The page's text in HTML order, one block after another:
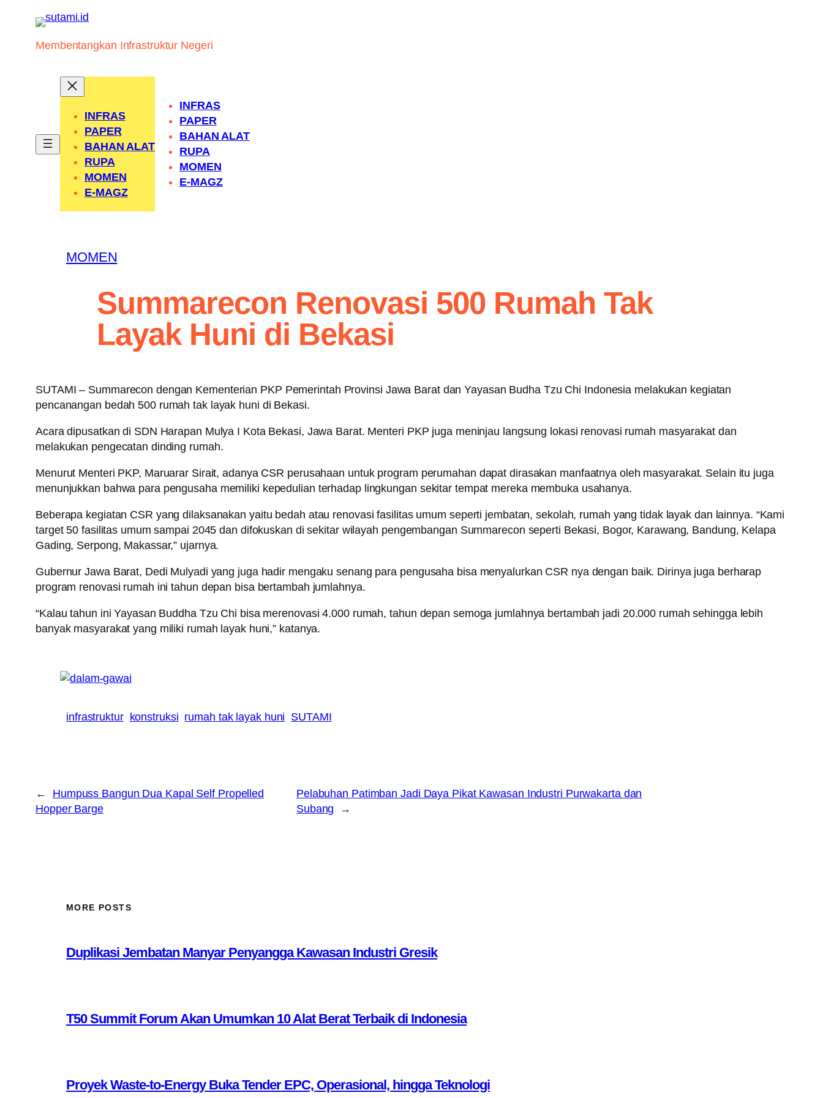
contentMembentangkan Infrastruktur Negeri
INFRAS
PAPER
BAHAN ALAT
RUPA
MOMEN
E-MAGZ
INFRAS
PAPER
BAHAN ALAT
RUPA
MOMEN
E-MAGZ
MOMEN
Summarecon Renovasi 500 Rumah Tak
Layak Huni di Bekasi
SUTAMI – Summarecon dengan Kementerian PKP Pemerintah Provinsi Jawa Barat dan Yayasan Budha Tzu Chi Indonesia melakukan kegiatan
pencanangan bedah 500 rumah tak layak huni di Bekasi.
Acara dipusatkan di SDN Harapan Mulya I Kota Bekasi, Jawa Barat. Menteri PKP juga meninjau langsung lokasi renovasi rumah masyarakat dan
melakukan pengecatan dinding rumah.
Menurut Menteri PKP, Maruarar Sirait, adanya CSR perusahaan untuk program perumahan dapat dirasakan manfaatnya oleh masyarakat. Selain itu juga
menunjukkan bahwa para pengusaha memiliki kepedulian terhadap lingkungan sekitar tempat mereka membuka usahanya.
Beberapa kegiatan CSR yang dilaksanakan yaitu bedah atau renovasi fasilitas umum seperti jembatan, sekolah, rumah yang tidak layak dan lainnya. “Kami
target 50 fasilitas umum sampai 2045 dan difokuskan di sekitar wilayah pengembangan Summarecon seperti Bekasi, Bogor, Karawang, Bandung, Kelapa
Gading, Serpong, Makassar,” ujarnya.
Gubernur Jawa Barat, Dedi Mulyadi yang juga hadir mengaku senang para pengusaha bisa menyalurkan CSR nya dengan baik. Dirinya juga berharap
program renovasi rumah ini tahun depan bisa bertambah jumlahnya.
“Kalau tahun ini Yayasan Buddha Tzu Chi bisa merenovasi 4.000 rumah, tahun depan semoga jumlahnya bertambah jadi 20.000 rumah sehingga lebih
banyak masyarakat yang miliki rumah layak huni,” katanya.
infrastruktur konstruksi rumah tak layak huni SUTAMI
←
Humpuss Bangun Dua Kapal Self Propelled
Hopper Barge
Pelabuhan Patimban Jadi Daya Pikat Kawasan Industri Purwakarta dan
Subang
→
MORE POSTS
Duplikasi Jembatan Manyar Penyangga Kawasan Industri Gresik
T50 Summit Forum Akan Umumkan 10 Alat Berat Terbaik di Indonesia
Proyek Waste-to-Energy Buka Tender EPC, Operasional, hingga Teknologi